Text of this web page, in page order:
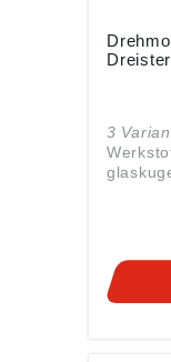
3
Deckel
7021).